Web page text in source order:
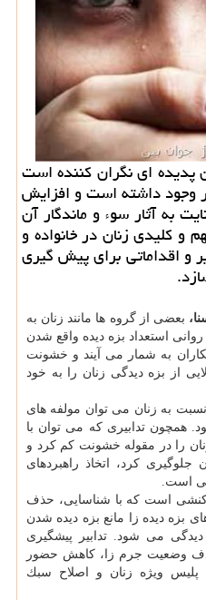
پدیده ای نگران كننده است
وجود داشته است و افزایش
به آثار سوء و ماندگار آن
و كلیدی زنان در خانواده و
و اقداماتی برای پیش گیری
بعضی از گروه ها مانند زنان به
استعداد بزه دیده واقع شدن
به شمار می آیند و خشونت
از بزه دیدگی زنان را به خود
به زنان می توان مولفه های
همچون تدابیری كه می توان با
را در مقوله خشونت كم كرد و
كرد، اتخاذ راهبردهای
است.
است كه با شناسایی، حذف
بزه دیده زا مانع بزه دیده شدن
دیدگی می شود. تدابیر پیشگیری
وضعیت جرم زا، كاهش حضور
ویژه زنان و اصلاح سبك